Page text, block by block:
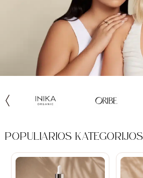
POPULIARIOS KATEGORIJOS